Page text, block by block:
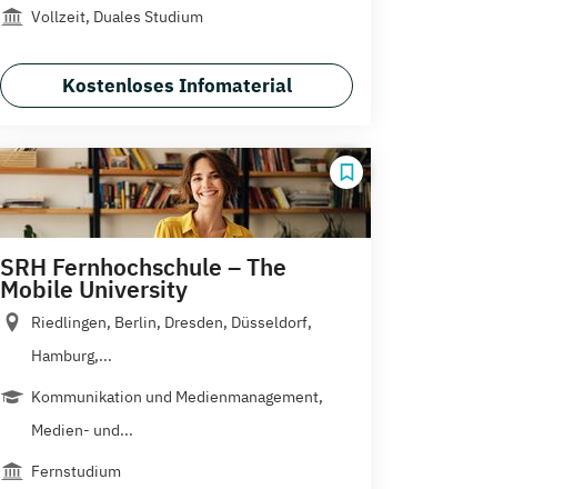
Vollzeit, Duales Studium
Kostenloses Infomaterial
SRH Fernhochschule – The
Mobile University
Riedlingen, Berlin, Dresden, Düsseldorf,
Hamburg,...
Kommunikation und Medienmanagement,
Medien- und...
Fernstudium